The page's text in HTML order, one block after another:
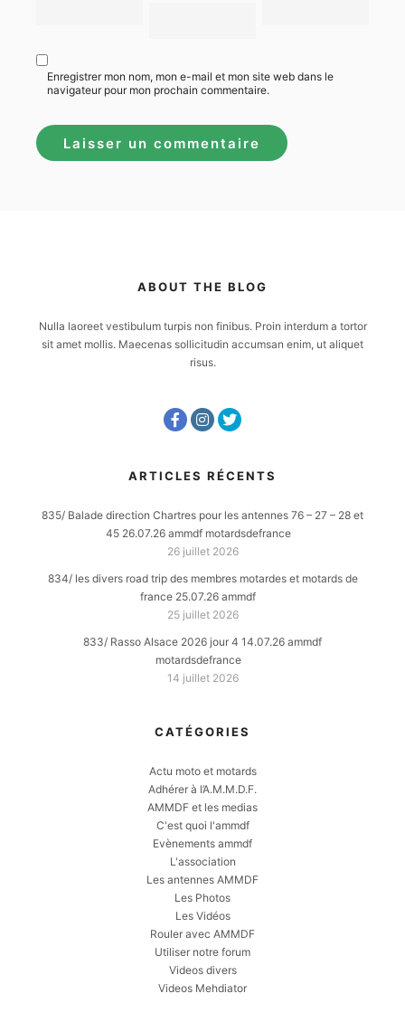
Enregistrer mon nom, mon e-mail et mon site web dans le
navigateur pour mon prochain commentaire.
ABOUT THE BLOG
Nulla laoreet vestibulum turpis non finibus. Proin interdum a tortor
sit amet mollis. Maecenas sollicitudin accumsan enim, ut aliquet
risus.
ARTICLES RÉCENTS
835/ Balade direction Chartres pour les antennes 76 – 27 – 28 et
45 26.07.26 ammdf motardsdefrance
26 juillet 2026
834/ les divers road trip des membres motardes et motards de
france 25.07.26 ammdf
25 juillet 2026
833/ Rasso Alsace 2026 jour 4 14.07.26 ammdf
motardsdefrance
14 juillet 2026
CATÉGORIES
Actu moto et motards
Adhérer à l’A.M.M.D.F.
AMMDF et les medias
C'est quoi l'ammdf
Evènements ammdf
L'association
Les antennes AMMDF
Les Photos
Les Vidéos
Rouler avec AMMDF
Utiliser notre forum
Videos divers
Videos Mehdiator